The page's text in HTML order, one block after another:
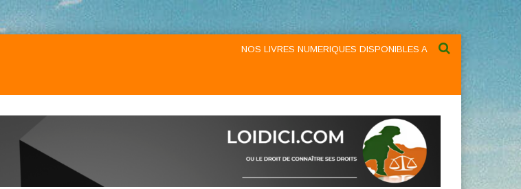
NOS LIVRES NUMERIQUES DISPONIBLES AU NIVEAU DU MENU